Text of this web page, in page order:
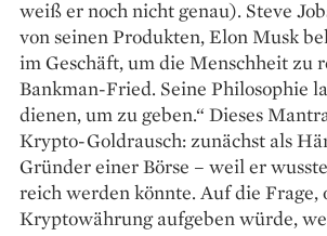
weiß er noch nicht genau). Steve
von seinen Produkten, Elon Musk
im Geschäft, um die Menschheit zu
Bankman-Fried. Seine Philosophie
dienen, um zu geben.“ Dieses
Krypto-Goldrausch: zunächst als
Gründer einer Börse – weil er
reich werden könnte. Auf die Frage,
Kryptowährung aufgeben würde,